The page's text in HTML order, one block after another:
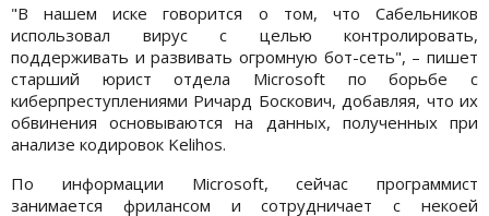
"В нашем иске говорится о том, что Сабельников
использовал вирус с целью контролировать,
поддерживать и развивать огромную бот-сеть", – пишет
старший юрист отдела Microsoft по борьбе с
киберпреступлениями Ричард Боскович, добавляя, что их
обвинения основываются на данных, полученных при
анализе кодировок Kelihos.
По информации Microsoft, сейчас программист
занимается фрилансом и сотрудничает с некоей